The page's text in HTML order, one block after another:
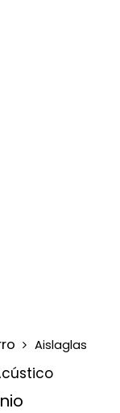
Aislaglas